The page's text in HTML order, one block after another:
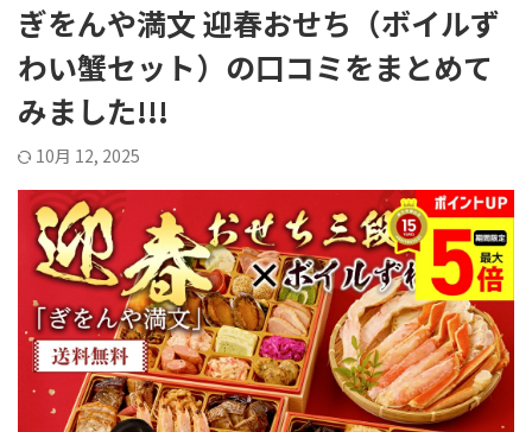
ぎをんや満文 迎春おせち（ボイルず
わい蟹セット）の口コミをまとめて
みました!!!
10月 12, 2025